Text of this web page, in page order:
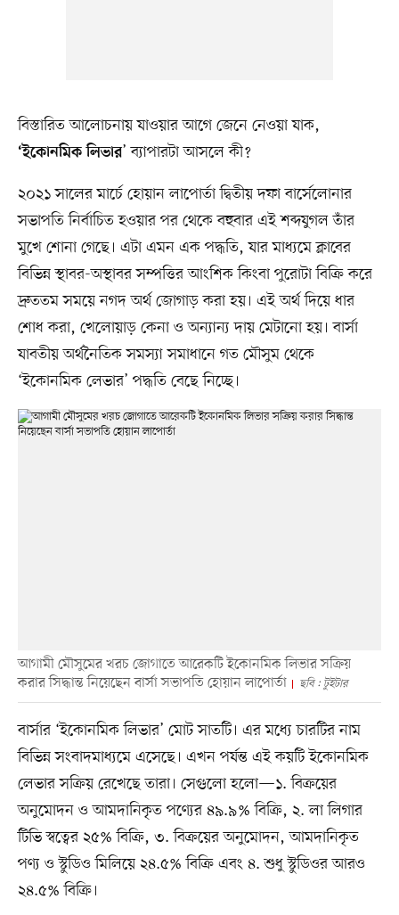
বিস্তারিত আলোচনায় যাওয়ার আগে জেনে নেওয়া যাক,
‘ইকোনমিক লিভার’ ব্যাপারটা আসলে কী?
২০২১ সালের মার্চে হোয়ান লাপোর্তা দ্বিতীয় দফা বার্সেলোনার
সভাপতি নির্বাচিত হওয়ার পর থেকে বহুবার এই শব্দযুগল তাঁর
মুখে শোনা গেছে। এটা এমন এক পদ্ধতি, যার মাধ্যমে ক্লাবের
বিভিন্ন স্থাবর-অস্থাবর সম্পত্তির আংশিক কিংবা পুরোটা বিক্রি করে
দ্রুততম সময়ে নগদ অর্থ জোগাড় করা হয়। এই অর্থ দিয়ে ধার
শোধ করা, খেলোয়াড় কেনা ও অন্যান্য দায় মেটানো হয়। বার্সা
যাবতীয় অর্থনৈতিক সমস্যা সমাধানে গত মৌসুম থেকে
‘ইকোনমিক লেভার’ পদ্ধতি বেছে নিচ্ছে।
আগামী মৌসুমের খরচ জোগাতে আরেকটি ইকোনমিক লিভার সক্রিয়
করার সিদ্ধান্ত নিয়েছেন বার্সা সভাপতি হোয়ান লাপোর্তা
ছবি : টুইটার
বার্সার ‘ইকোনমিক লিভার’ মোট সাতটি। এর মধ্যে চারটির নাম
বিভিন্ন সংবাদমাধ্যমে এসেছে। এখন পর্যন্ত এই কয়টি ইকোনমিক
লেভার সক্রিয় রেখেছে তারা। সেগুলো হলো—১. বিক্রয়ের
অনুমোদন ও আমদানিকৃত পণ্যের ৪৯.৯% বিক্রি, ২. লা লিগার
টিভি স্বত্বের ২৫% বিক্রি, ৩. বিক্রয়ের অনুমোদন, আমদানিকৃত
পণ্য ও স্টুডিও মিলিয়ে ২৪.৫% বিক্রি এবং ৪. শুধু স্টুডিওর আরও
২৪.৫% বিক্রি।